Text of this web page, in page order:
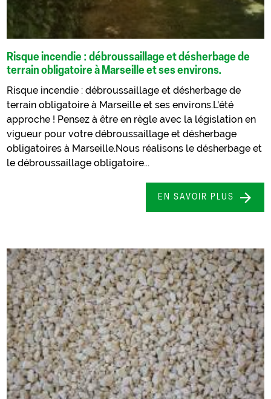
Risque incendie : débroussaillage et désherbage de
terrain obligatoire à Marseille et ses environs.
Risque incendie : débroussaillage et désherbage de
terrain obligatoire à Marseille et ses environs.L'été
approche ! Pensez à être en règle avec la législation en
vigueur pour votre débroussaillage et désherbage
obligatoires à Marseille.Nous réalisons le désherbage et
le débroussaillage obligatoire...
EN SAVOIR PLUS